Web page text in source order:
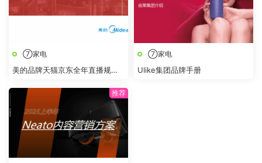
⑦家电
美的品牌天猫京东全年直播规划
⑦家电
Ulike集团品牌手册